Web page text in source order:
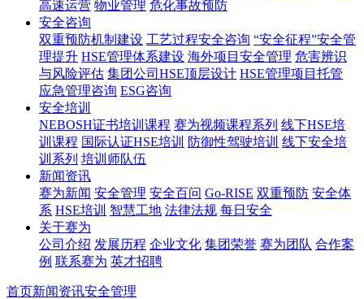
高速运营 物业管理 危化事故预防
安全咨询
双重预防机制建设 工艺过程安全咨询 “安全征程”安全管
理提升 HSE管理体系建设 海外项目安全管理 危害辨识
与风险评估 集团公司HSE顶层设计 HSE管理项目托管
应急管理咨询 ESG咨询
安全培训
NEBOSH证书培训课程 赛为视频课程系列 线下HSE培
训课程 国际认证HSE培训 防御性驾驶培训 线下安全培
训系列 培训师队伍
新闻资讯
赛为新闻 安全管理 安全百问 Go-RISE 双重预防 安全体
系 HSE培训 智慧工地 法律法规 每日安全
关于赛为
公司介绍 发展历程 企业文化 集团荣誉 赛为团队 合作案
例 联系赛为 英才招聘
首页新闻资讯安全管理